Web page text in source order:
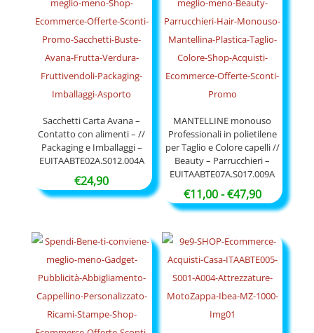
€15,90
a
€34,90
€97,90
Sacchetti Carta Avana –
Contatto con alimenti – //
Packaging e Imballaggi –
EUITAABTE02A.S012.004A
€24,90
MANTELLINE monouso
Professionali in polietilene
per Taglio e Colore capelli //
Beauty – Parrucchieri –
EUITAABTE07A.S017.009A
€11,00-€47,90Fascia
di
da
€11,00
a
€47,90